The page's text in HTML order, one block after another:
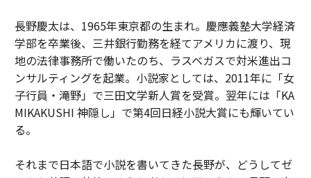
長野慶太は、1965年東京都の生まれ。慶應義塾大学経済
学部を卒業後、三井銀行勤務を経てアメリカに渡り、現
地の法律事務所で働いたのち、ラスベガスで対米進出コ
ンサルティングを起業。小説家としては、2011年に「女
子行員・滝野」で三田文学新人賞を受賞。翌年には「KA
MIKAKUSHI 神隠し」で第4回日経小説大賞にも輝いてい
る。
それまで日本語で小説を書いてきた長野が、どうしてゼ